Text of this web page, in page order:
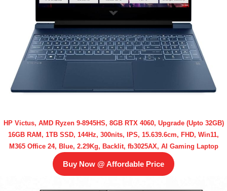
HP Victus, AMD Ryzen 9-8945HS, 8GB RTX 4060, Upgrade (Upto 32GB)
16GB RAM, 1TB SSD, 144Hz, 300nits, IPS, 15.639.6cm, FHD, Win11,
M365 Office 24, Blue, 2.29Kg, Backlit, fb3025AX, AI Gaming Laptop
Buy Now @ Affordable Price